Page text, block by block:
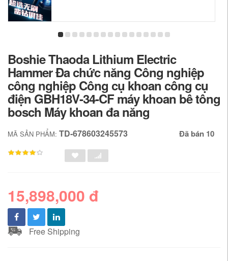
Boshie Thaoda Lithium Electric
Hammer Đa chức năng Công nghiệp
công nghiệp Công cụ khoan công cụ
điện GBH18V-34-CF máy khoan bê tông
bosch Máy khoan đa năng
MÃ SẢN PHẨM: TD-678603245573 Đã bán 10
15,898,000 đ
Free Shipping